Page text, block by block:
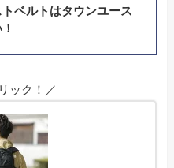
ベルトはタウンユース
ック！／